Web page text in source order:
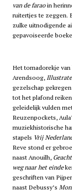
van de faraoin
ruitertjes te zeggen.
zulke uitnodigende
gepavoiseerde
Het tomadorekje
Arendsoog,
gezelschap
tot het plafond
geleidelijk vulden
Reuzenpockets,
muziekhistorische
stapels Vrij
Reve stond er
naast Anouilh,
weg naar het einde
geschriften van
naast Debussy’s